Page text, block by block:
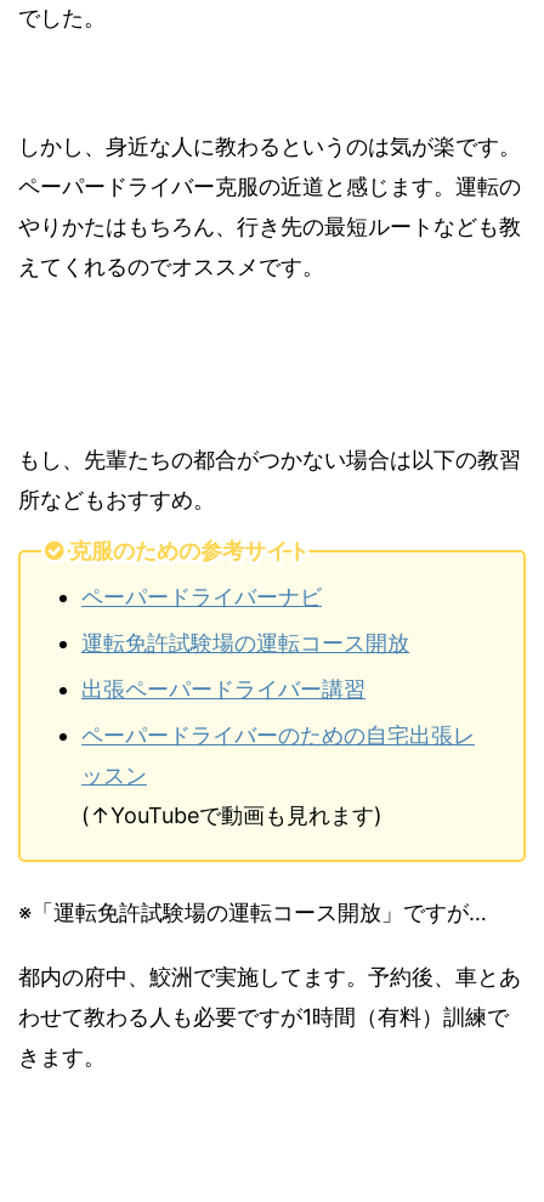
でした。
しかし、身近な人に教わるというのは気が楽です。
ペーパードライバー克服の近道と感じます。運転の
やりかたはもちろん、行き先の最短ルートなども教
えてくれるのでオススメです。
もし、先輩たちの都合がつかない場合は以下の教習
所などもおすすめ。
克服のための参考サイト
ペーパードライバーナビ
運転免許試験場の運転コース開放
出張ペーパードライバー講習
ペーパードライバーのための自宅出張レ
ッスン
(↑YouTubeで動画も見れます)
※「運転免許試験場の運転コース開放」ですが…
都内の府中、鮫洲で実施してます。予約後、車とあ
わせて教わる人も必要ですが1時間（有料）訓練で
きます。